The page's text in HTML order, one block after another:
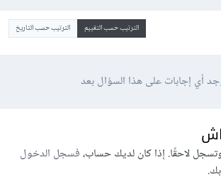
الترتيب حسب التقييم الترتيب حسب التاريخ
أي إجابات على هذا السؤال بعد
لاحقًا. إذا كان لديك حساب،فسجل الدخول